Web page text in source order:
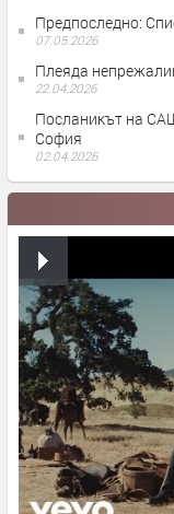
Предпоследно:
07.05.2026
Плеяда
22.04.2026
Посланикът на
София
02.04.2026